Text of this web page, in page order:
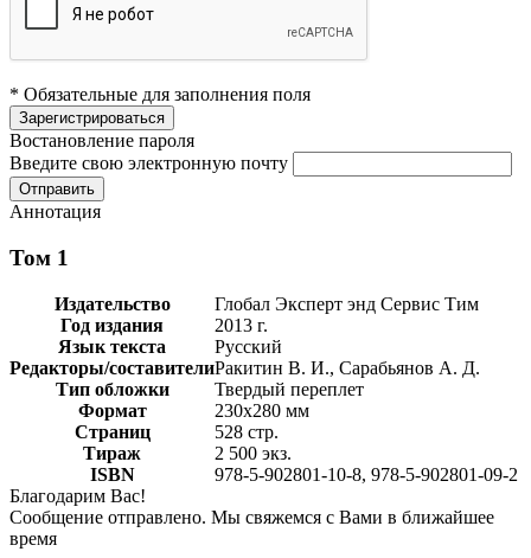
* Обязательные для заполнения поля
Востановление пароля
Введите свою электронную почту
Аннотация
Том 1
Издательство
Глобал Эксперт энд Сервис Тим
Год издания
2013 г.
Язык текста
Русский
Редакторы/составителиРакитин В. И., Сарабьянов А. Д.
Тип обложки
Твердый переплет
Формат
230х280 мм
Страниц
528 стр.
Тираж
2 500 экз.
ISBN
978-5-902801-10-8, 978-5-902801-09-2
Благодарим Вас!
Сообщение отправлено. Мы свяжемся с Вами в ближайшее
время